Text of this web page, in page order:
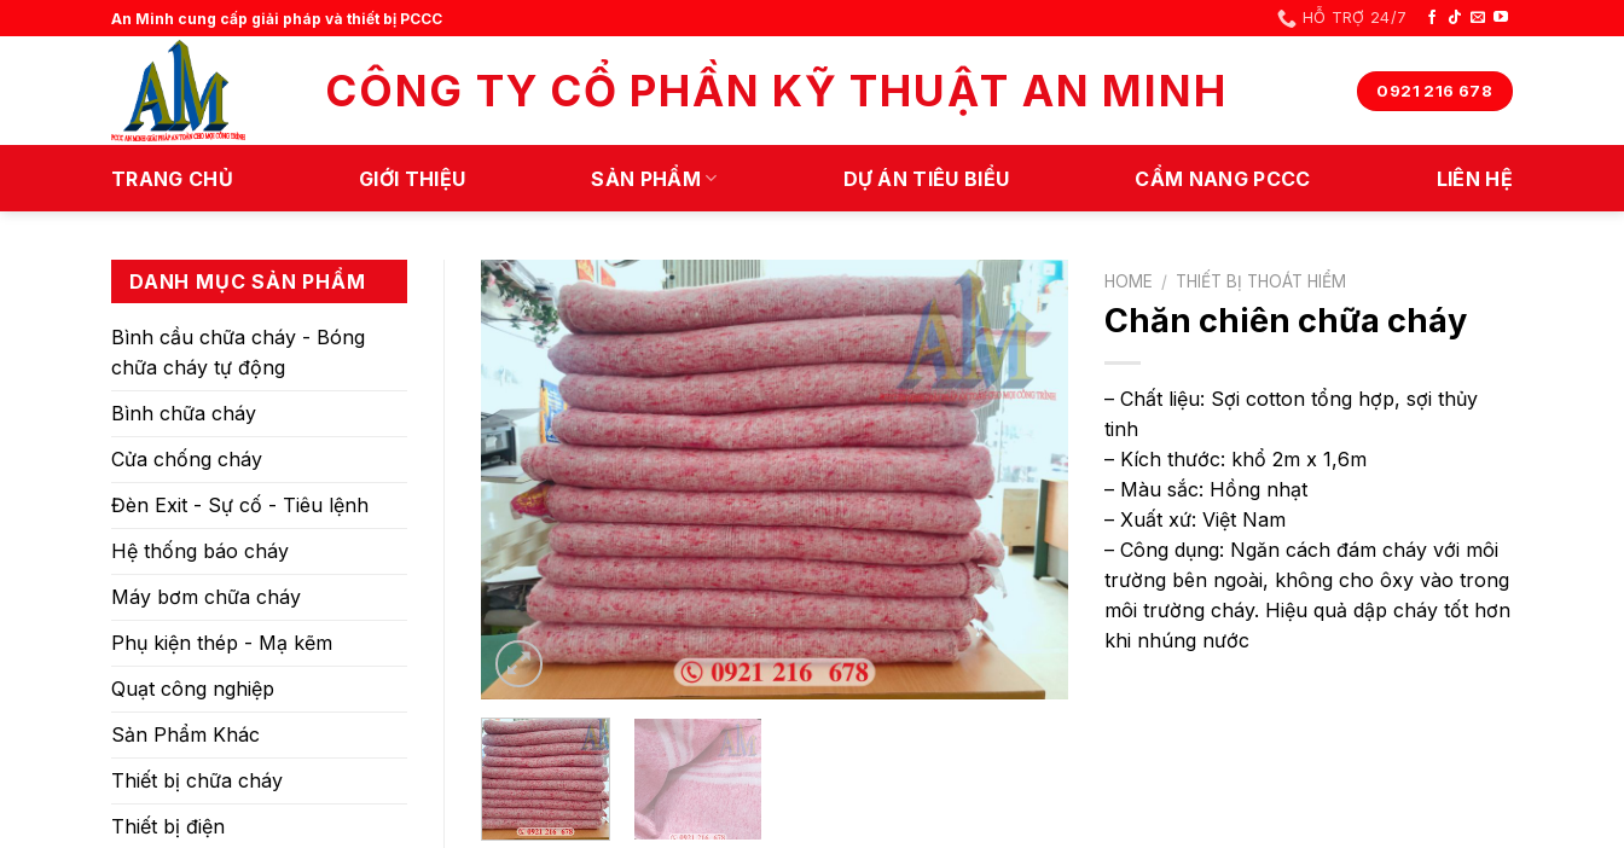
to
An Minh cung cấp giải pháp và thiết bị PCCC HỖ TRỢ 24/7
CÔNG TY CỔ PHẦN KỸ THUẬT AN MINH 0921 216 678
TRANG CHỦ GIỚI THIỆU SẢN PHẨM DỰ ÁN TIÊU BIỂU CẨM NANG PCCC LIÊN HỆ
DANH MỤC SẢN PHẨM
Bình cầu chữa cháy - Bóng
chữa cháy tự động
Bình chữa cháy
Cửa chống cháy
Đèn Exit - Sự cố - Tiêu lệnh
Hệ thống báo cháy
Máy bơm chữa cháy
Phụ kiện thép - Mạ kẽm
Quạt công nghiệp
Sản Phẩm Khác
Thiết bị chữa cháy
Thiết bị điện
HOME / THIẾT BỊ THOÁT HIỂM
Chăn chiên chữa cháy
– Chất liệu: Sợi cotton tổng hợp, sợi thủy
tinh
– Kích thước: khổ 2m x 1,6m
– Màu sắc: Hồng nhạt
– Xuất xứ: Việt Nam
– Công dụng: Ngăn cách đám cháy với môi
trường bên ngoài, không cho ôxy vào trong
môi trường cháy. Hiệu quả dập cháy tốt hơn
khi nhúng nước